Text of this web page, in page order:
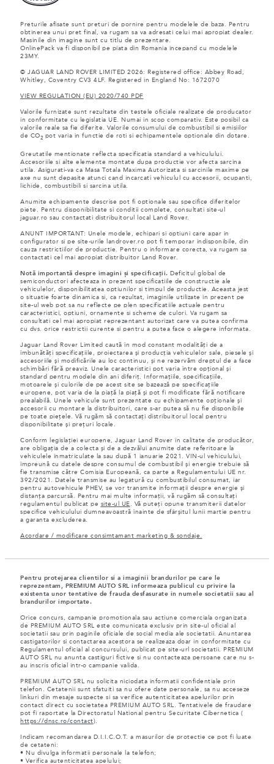
Preturile afisate sunt preturi de pornire pentru modelele de baza. Pentru
obtinerea unui pret final, va rugam sa va adresati celui mai apropiat dealer.
Masinile din imagine sunt cu titlu de prezentare.
OnlinePack va fi disponibil pe piata din Romania incepand cu modelele
23MY.
© JAGUAR LAND ROVER LIMITED 2026: Registered office: Abbey Road,
Whitley, Coventry CV3 4LF. Registered in England No: 1672070
VIEW REGULATION (EU) 2020/740 PDF
Valorile furnizate sunt rezultate din testele oficiale realizate de producator
in conformitate cu legislatia UE. Numai in scop comparativ. Este posibil ca
valorile reale sa fie diferite. Valorile consumului de combustibil si emisiilor
de CO2 pot varia in functie de roti si echipamentele optionale din dotare.
Greutatile mentionate reflecta specificatia standard a vehiculului.
Accesoriile si alte elemente montate dupa productie vor afecta sarcina
utila. Asigurati-va ca Masa Totala Maxima Autorizata si sarcinile maxime pe
axe nu sunt depasite atunci cand incarcati vehiculul cu accesorii, ocupanti,
lichide, combustibili si sarcina utila.
Anumite echipamente descrise pot fi optionale sau specifice diferitelor
piete. Pentru disponibilitate si conditii complete, consultati site-ul
jaguar.ro sau contactati distribuitorul local Land Rover.
ANUNT IMPORTANT: Unele modele, echipari si optiuni care apar in
configurator si pe site-urile landrover.ro pot fi temporar indisponibile, din
cauza restrictiilor de productie. Pentru o informare corecta, va rugam sa
contactati cel mai apropiat distribuitor Land Rover.
Notă importantă despre imagini și specificații. Deficitul global de
semiconductori afecteaza in prezent specificatiile de constructie ale
vehiculelor, disponibilitatea optiunilor si timpul de productie. Aceasta jest
o situatie foarte dinamica si, ca rezultat, imaginile utilizate in prezent pe
site-ul web pot sa nu reflecte pe plen specificatiile actuale pentru
caracteristici, optiuni, ornamente si scheme de culori. Va rugam sa
consultati cel mai apropiat reprezentant autorizat care va putea confirma
cu dvs. orice restrictii curente si pentru a putea face o alegere informata.
Jaguar Land Rover Limited caută în mod constant modalități de a
îmbunătăți specificațiile, proiectarea și producția vehiculelor sale, piesele și
accesoriile și modificările au loc continuu, și ne rezervăm dreptul de a face
schimbări fără preaviz. Unele caracteristici pot varia între opțional și
standard pentru modele din ani diferiț. Informațiile, specificațiile,
motoarele și culorile de pe acest site se bazează pe specificațiile
europene, pot varia de la piață la piață și pot fi modificate fără notificare
prealabilă. Unele vehicule sunt prezentate cu echipamente opționale și
accesorii cu montare la distribuitori, care s-ar putea să nu fie disponibile
pe toate piețele. Vă rugăm să contactați distribuitorul local pentru
disponibilitate și prețuri locale.
Conform legislației europene, Jaguar Land Rover în calitate de producător,
are obligația de a colecta și de a dezvălui anumite date referitoare la
vehiculele înmatriculate la sau după 1 ianuarie 2021. VIN-ul vehiculului,
împreună cu datele despre consumul de combustibil și energie trebuie să
fie transmise către Comisia Europeană, ca parte a Regulamentului UE nr.
392/2021. Datele transmise au legatură cu combustibilul consumat, iar
pentru autovehicule PHEV, se vor transmite informații despre energie și
distanța parcursă. Pentru mai multe informații, vă rugăm să consultați
regulamentul publicat pe site-ul UE . Vă puteți opune transmiterii datelor
specifice vehiculului dumneavoastră înainte de sfârșitul lunii martie pentru
a garanta excluderea.
Acordare / modificare consimtamant marketing & sondaje.
Pentru protejarea clientilor si a imaginii brandurilor pe care le
reprezentam, PREMIUM AUTO SRL informeaza publicul cu privire la
existenta unor tentative de frauda desfasurate in numele societatii sau al
brandurilor importate.
Orice concurs, campanie promotionala sau actiune comerciala organizata
de PREMIUM AUTO SRL este comunicata exclusiv prin site-ul oficial al
societatii sau prin paginile oficiale de social media ale societatii. Anuntarea
castigatorilor si contactarea acestora se realizeaza doar in conformitate cu
Regulamentul oficial al concursului, publicat pe site-url societatii. PREMIUM
AUTO SRL nu anunta castiguri fictive si nu contacteaza persoane care nu s-
au inscris oficial intr-o campanie valida.
PREMIUM AUTO SRL nu solicita niciodata informatii confidentiale prin
telefon. Cetatenii sunt sfatuiti sa nu ofere date personale, sa nu acceseze
linkuri din mesaje suspecte si sa verifice autenticitatea apelurilor prin
contact direct cu societatea PREMIUM AUTO SRL. Tentativele de fraudare
pot fi raportate la Directoratul National pentru Securitate Cibernetica (
https://dnsc.ro/contact).
Indicam recomandarea D.I.I.C.O.T. a masurilor de protectie ce pot fi luate
de cetateni:
• Nu divulga informatii personale la telefon;
• Verifica autenticitatea apelului;